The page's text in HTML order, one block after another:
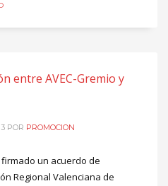
entre AVEC-Gremio y
POR PROMOCION
un acuerdo de
Regional Valenciana de